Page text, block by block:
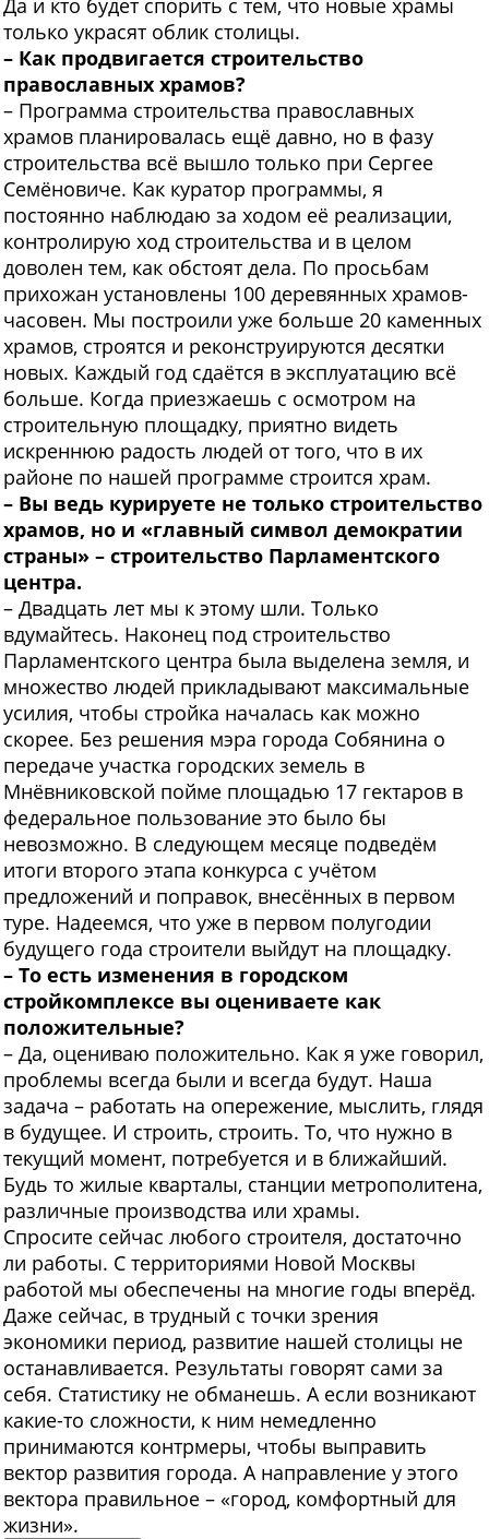
только украсят облик столицы.
– Как продвигается строительство
православных храмов?
– Программа строительства православных
храмов планировалась ещё давно, но в фазу
строительства всё вышло только при Сергее
Семёновиче. Как куратор программы, я
постоянно наблюдаю за ходом её реализации,
контролирую ход строительства и в целом
доволен тем, как обстоят дела. По просьбам
прихожан установлены 100 деревянных храмов-
часовен. Мы построили уже больше 20 каменных
храмов, строятся и реконструируются десятки
новых. Каждый год сдаётся в эксплуатацию всё
больше. Когда приезжаешь с осмотром на
строительную площадку, приятно видеть
искреннюю радость людей от того, что в их
районе по нашей программе строится храм.
– Вы ведь курируете не только строительство
храмов, но и «главный символ демократии
страны» – строительство Парламентского
центра.
– Двадцать лет мы к этому шли. Только
вдумайтесь. Наконец под строительство
Парламентского центра была выделена земля, и
множество людей прикладывают максимальные
усилия, чтобы стройка началась как можно
скорее. Без решения мэра города Собянина о
передаче участка городских земель в
Мнёвниковской пойме площадью 17 гектаров в
федеральное пользование это было бы
невозможно. В следующем месяце подведём
итоги второго этапа конкурса с учётом
предложений и поправок, внесённых в первом
туре. Надеемся, что уже в первом полугодии
будущего года строители выйдут на площадку.
– То есть изменения в городском
стройкомплексе вы оцениваете как
положительные?
– Да, оцениваю положительно. Как я уже говорил,
проблемы всегда были и всегда будут. Наша
задача – работать на опережение, мыслить, глядя
в будущее. И строить, строить. То, что нужно в
текущий момент, потребуется и в ближайший.
Будь то жилые кварталы, станции метрополитена,
различные производства или храмы.
Спросите сейчас любого строителя, достаточно
ли работы. С территориями Новой Москвы
работой мы обеспечены на многие годы вперёд.
Даже сейчас, в трудный с точки зрения
экономики период, развитие нашей столицы не
останавливается. Результаты говорят сами за
себя. Статистику не обманешь. А если возникают
какие-то сложности, к ним немедленно
принимаются контрмеры, чтобы выправить
вектор развития города. А направление у этого
вектора правильное – «город, комфортный для
жизни».